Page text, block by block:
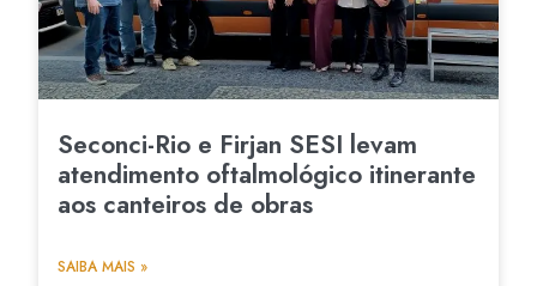
Seconci-Rio e Firjan SESI levam
atendimento oftalmológico itinerante
aos canteiros de obras
SAIBA MAIS »